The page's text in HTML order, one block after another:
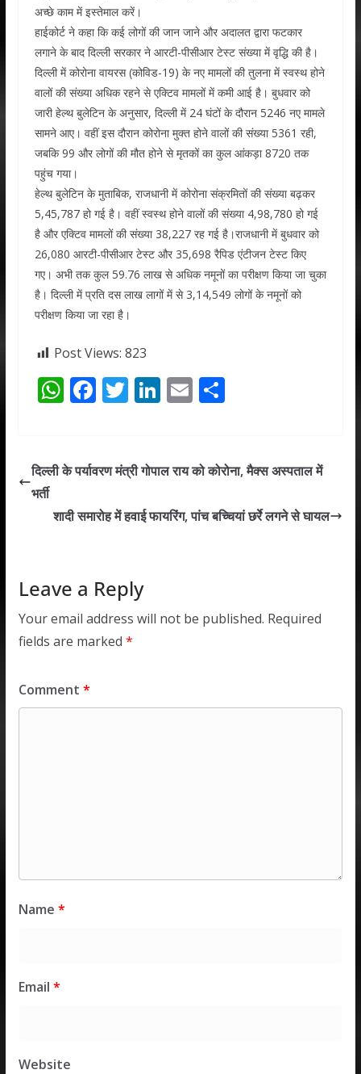
अच्छे काम में इस्तेमाल करें।
हाईकोर्ट ने कहा कि कई लोगों की जान जाने और अदालत द्वारा फटकार
लगाने के बाद दिल्ली सरकार ने आरटी-पीसीआर टेस्ट संख्या में वृद्धि की है।
दिल्ली में कोरोना वायरस (कोविड-19) के नए मामलों की तुलना में स्वस्थ होने
वालों की संख्या अधिक रहने से एक्टिव मामलों में कमी आई है। बुधवार को
जारी हेल्थ बुलेटिन के अनुसार, दिल्ली में 24 घंटों के दौरान 5246 नए मामले
सामने आए। वहीं इस दौरान कोरोना मुक्त होने वालों की संख्या 5361 रही,
जबकि 99 और लोगों की मौत होने से मृतकों का कुल आंकड़ा 8720 तक
पहुंच गया।
हेल्थ बुलेटिन के मुताबिक, राजधानी में कोरोना संक्रमितों की संख्या बढ़कर
5,45,787 हो गई है। वहीं स्वस्थ होने वालों की संख्या 4,98,780 हो गई
है और एक्टिव मामलों की संख्या 38,227 रह गई है।राजधानी में बुधवार को
26,080 आरटी-पीसीआर टेस्ट और 35,698 रैपिड एंटीजन टेस्ट किए
गए। अभी तक कुल 59.76 लाख से अधिक नमूनों का परीक्षण किया जा चुका
है। दिल्ली में प्रति दस लाख लागों में से 3,14,549 लोगों के नमूनों को
परीक्षण किया जा रहा है।
Post Views: 823
W
s
p
F
b
o
T
er
Li
e
n
E
l
S
e
दिल्ली के पर्यावरण मंत्री गोपाल राय को कोरोना, मैक्स अस्पताल में
भर्ती
शादी समारोह में हवाई फायरिंग, पांच बच्चियां छर्रे लगने से घायल
Leave a Reply
Your email address will not be published. Required
fields are marked *
Comment *
Name *
Email *
Website